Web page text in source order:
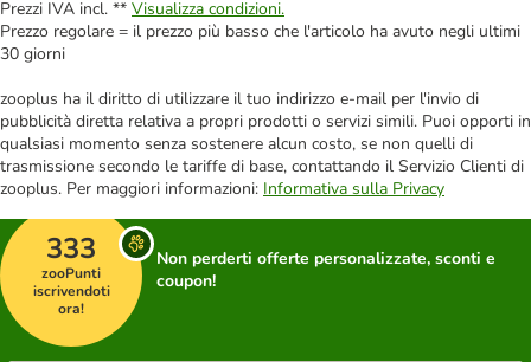
Prezzi IVA incl. ** Visualizza condizioni.
Prezzo regolare = il prezzo più basso che l'articolo ha avuto negli ultimi
30 giorni
zooplus ha il diritto di utilizzare il tuo indirizzo e-mail per l'invio di
pubblicità diretta relativa a propri prodotti o servizi simili. Puoi opporti in
qualsiasi momento senza sostenere alcun costo, se non quelli di
trasmissione secondo le tariffe di base, contattando il Servizio Clienti di
zooplus. Per maggiori informazioni: Informativa sulla Privacy
333
zooPunti
iscrivendoti
ora!
Non perderti offerte personalizzate, sconti e
coupon!